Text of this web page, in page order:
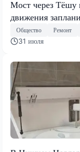
Мост через Тёшу
движения
Общество Ремонт
31 июля